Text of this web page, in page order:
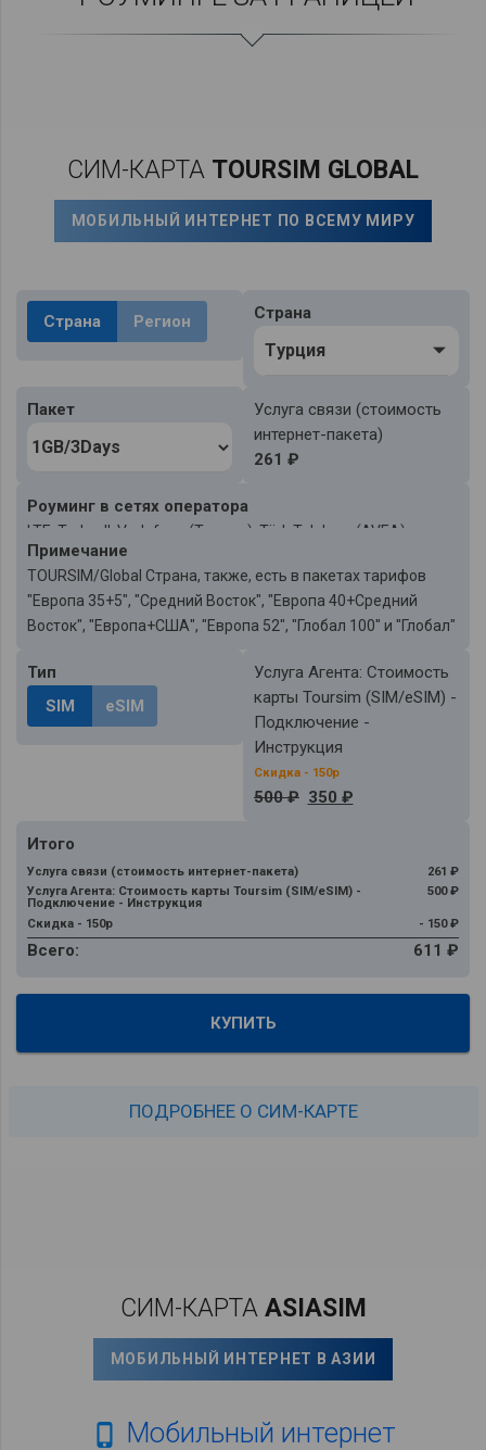
СИМ-КАРТА TOURSIM GLOBAL
МОБИЛЬНЫЙ ИНТЕРНЕТ ПО ВСЕМУ МИРУ
Страна Регион Страна
Tурция
Пакет
Услуга связи (стоимость
интернет-пакета)
261 ₽
Роуминг в сетях оператора
LTE: Turkcell, Vodafone (Турция), Türk Telekom (AVEA)
Примечаниe
TOURSIM/Global Страна, также, есть в пакетах тарифов
"Европа 35+5", "Средний Восток", "Европа 40+Средний
Восток", "Европа+США", "Европа 52", "Глобал 100" и "Глобал"
Тип
SIM
eSIM
Услуга Агента: Стоимость
карты Toursim (SIM/eSIM) -
Подключение -
Инструкция
500 ₽ 350 ₽
Итого
Услуга связи (стоимость интернет-пакета)
261 ₽
Услуга Агента: Стоимость карты Toursim (SIM/eSIM) -
Подключение - Инструкция
500 ₽
Скидка - 150р - 150 ₽
Всего: 611 ₽
КУПИТЬ
ПОДРОБНЕЕ О СИМ-КАРТЕ
СИМ-КАРТАASIASIM
МОБИЛЬНЫЙ ИНТЕРНЕТ В АЗИИ
 Мобильный интернет